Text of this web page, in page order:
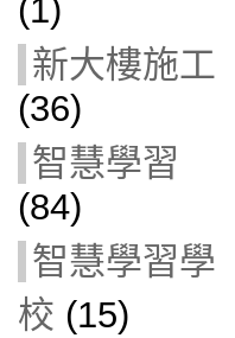
(1)
新大樓施工
(36)
智慧學習
(84)
智慧學習學
校 (15)